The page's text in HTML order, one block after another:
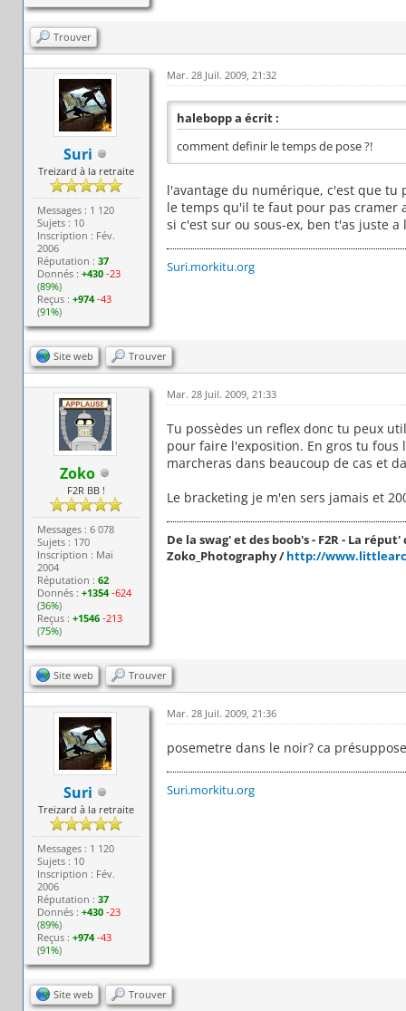
Trouver
Suri
Treizard à la retraite
Messages : 1 120
Sujets : 10
Inscription : Fév.
2006
Réputation :37
Donnés :+430 -23
(89%)
Reçus :+974 -43
(91%)
Mar. 28 Juil. 2009, 21:32
halebopp a écrit :
comment definir le temps de pose ?!
l'avantage du numérique, c'est que tu
le temps qu'il te faut pour pas cramer
si c'est sur ou sous-ex, ben t'as juste a
Suri.morkitu.org
Site web Trouver
Zoko
F2R BB !
Messages : 6 078
Sujets : 170
Inscription : Mai
2004
Réputation :62
Donnés :+1354 -624
(36%)
Reçus :+1546 -213
(75%)
Mar. 28 Juil. 2009, 21:33
Tu possèdes un reflex donc tu peux
pour faire l'exposition. En gros tu
marcheras dans beaucoup de cas et
Le bracketing je m'en sers jamais et
De la swag' et des boob's - F2R - La réput'
Zoko_Photography /http://
Site web Trouver
Suri
Treizard à la retraite
Messages : 1 120
Sujets : 10
Inscription : Fév.
2006
Réputation :37
Donnés :+430 -23
(89%)
Reçus :+974 -43
(91%)
Mar. 28 Juil. 2009, 21:36
posemetre dans le noir? ca
Suri.morkitu.org
Site web Trouver